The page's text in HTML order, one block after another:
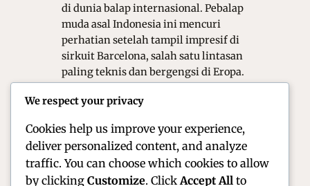
di dunia balap internasional. Pebalap
muda asal Indonesia ini mencuri
perhatian setelah tampil impresif di
sirkuit Barcelona, salah satu lintasan
paling teknis dan bergengsi di Eropa.
menunjukkan bahwa talenta
We respect your privacy
Cookies help us improve your experience,
deliver personalized content, and analyze
traffic. You can choose which cookies to allow
by clicking Customize. Click Accept All to